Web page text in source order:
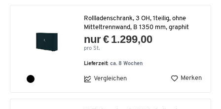
Rollladenschrank, 3 OH, 1teilig, ohne
Mitteltrennwand, B 1350 mm, graphit
nur € 1.299,00
pro St.
Lieferzeit:ca. 8 Wochen
Vergleichen Merken